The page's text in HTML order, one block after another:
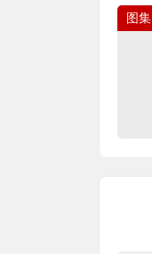
图集